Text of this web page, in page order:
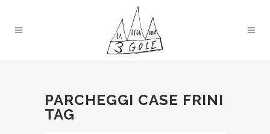
PARCHEGGI CASE FRINI
TAG